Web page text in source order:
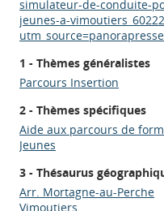
simulateur-de-conduite-
jeunes-a-
1 - Thèmes généralistes
Parcours Insertion
2 - Thèmes spécifiques
Aide aux parcours de
Jeunes
3 - Thésaurus
Arr. Mortagne-au-Perche
Vimoutiers